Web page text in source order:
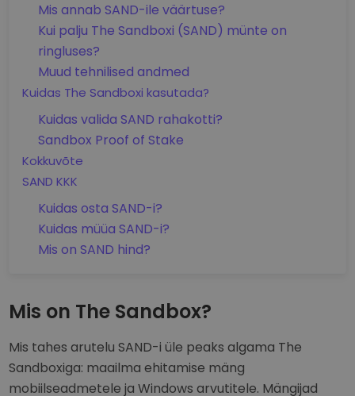
Mis annab SAND-ile väärtuse?
Kui palju The Sandboxi (SAND) münte on
ringluses?
Muud tehnilised andmed
Kuidas The Sandboxi kasutada?
Kuidas valida SAND rahakotti?
Sandbox Proof of Stake
Kokkuvõte
SAND KKK
Kuidas osta SAND-i?
Kuidas müüa SAND-i?
Mis on SAND hind?
Mis on The Sandbox?
Mis tahes arutelu SAND-i üle peaks algama The
Sandboxiga: maailma ehitamise mäng
mobiilseadmetele ja Windows arvutitele. Mängijad